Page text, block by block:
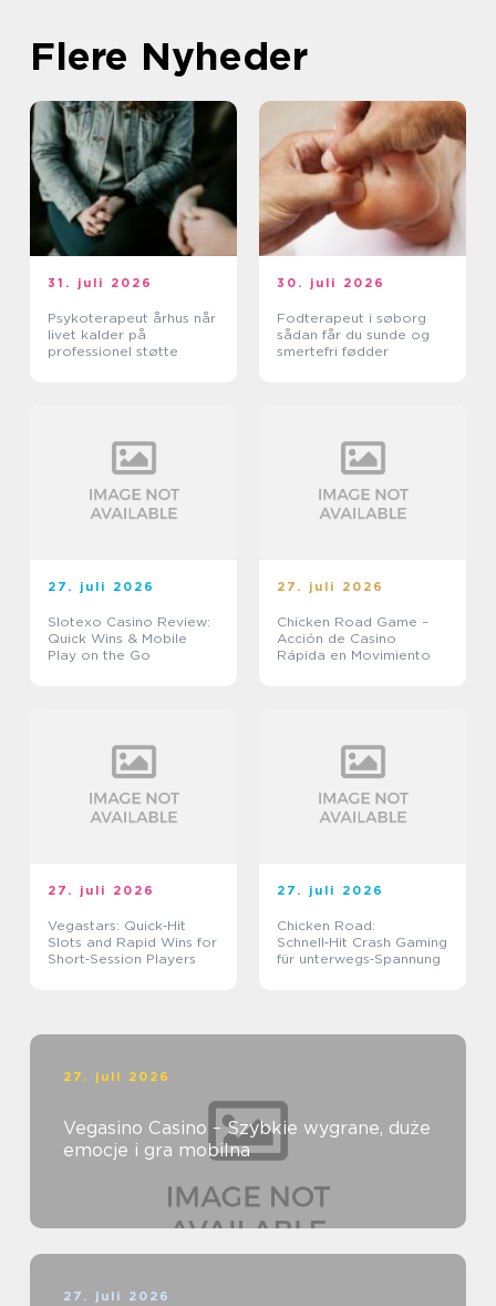
Flere Nyheder
31. juli 2026
Psykoterapeut århus når
livet kalder på
professionel støtte
30. juli 2026
Fodterapeut i søborg
sådan får du sunde og
smertefri fødder
27. juli 2026
Slotexo Casino Review:
Quick Wins & Mobile
Play on the Go
27. juli 2026
Chicken Road Game –
Acción de Casino
Rápida en Movimiento
27. juli 2026
Vegastars: Quick‑Hit
Slots and Rapid Wins for
Short‑Session Players
27. juli 2026
Chicken Road:
Schnell‑Hit Crash Gaming
für unterwegs‑Spannung
27. juli 2026
Vegasino Casino – Szybkie wygrane, duże
emocje i gra mobilna
27. juli 2026